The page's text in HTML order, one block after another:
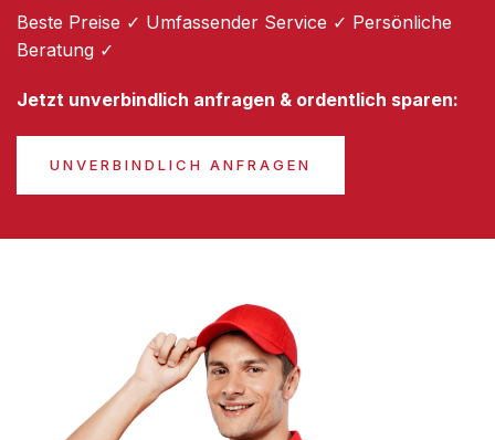
Beste Preise ✓ Umfassender Service ✓ Persönliche
Beratung ✓
Jetzt unverbindlich anfragen & ordentlich sparen:
UNVERBINDLICH ANFRAGEN